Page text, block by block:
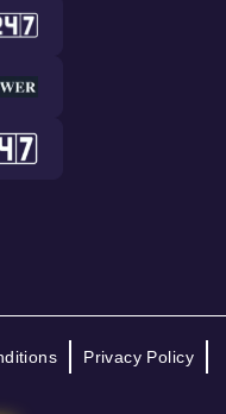
Privacy Policy